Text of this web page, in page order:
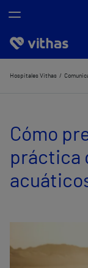
Nosotros
Servicios de salud
Equipo médico y
Comunicación
Hospitales Vithas
Cómo
práctica